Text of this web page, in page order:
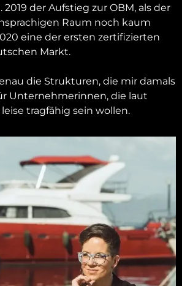
der Aufstieg zur OBM, als der
Raum noch kaum
eine der ersten zertifizierten
Markt.
die Strukturen, die mir damals
Unternehmerinnen, die laut
tragfähig sein wollen.